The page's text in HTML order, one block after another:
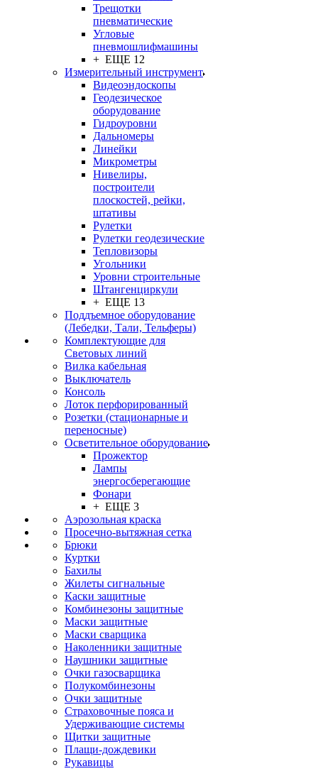
Трещотки
пневматические
Угловые
пневмошлифмашины
+ ЕЩЕ 12
Измерительный инструмент
Видеоэндоскопы
Геодезическое
оборудование
Гидроуровни
Дальномеры
Линейки
Микрометры
Нивелиры,
построители
плоскостей, рейки,
штативы
Рулетки
Рулетки геодезические
Тепловизоры
Угольники
Уровни строительные
Штангенциркули
+ ЕЩЕ 13
Поддъемное оборудование
(Лебедки, Тали, Тельферы)
Комплектующие для
Световых линий
Вилка кабельная
Выключатель
Консоль
Лоток перфорированный
Розетки (стационарные и
переносные)
Осветительное оборудование
Прожектор
Лампы
энергосберегающие
Фонари
+ ЕЩЕ 3
Аэрозольная краска
Просечно-вытяжная сетка
Брюки
Куртки
Бахилы
Жилеты сигнальные
Каски защитные
Комбинезоны защитные
Маски защитные
Маски сварщика
Наколенники защитные
Наушники защитные
Очки газосварщика
Полукомбинезоны
Очки защитные
Страховочные пояса и
Удерживающие системы
Щитки защитные
Плащи-дождевики
Рукавицы